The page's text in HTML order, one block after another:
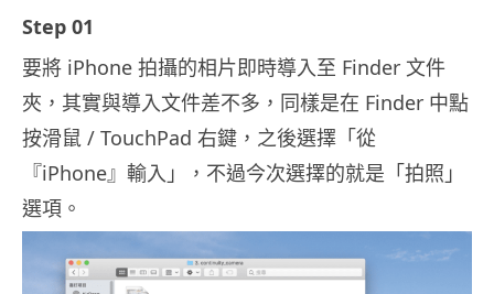
Step 01
要將 iPhone 拍攝的相片即時導入至 Finder 文件
夾，其實與導入文件差不多，同樣是在 Finder 中點
按滑鼠 / TouchPad 右鍵，之後選擇「從
『iPhone』輸入」，不過今次選擇的就是「拍照」
選項。